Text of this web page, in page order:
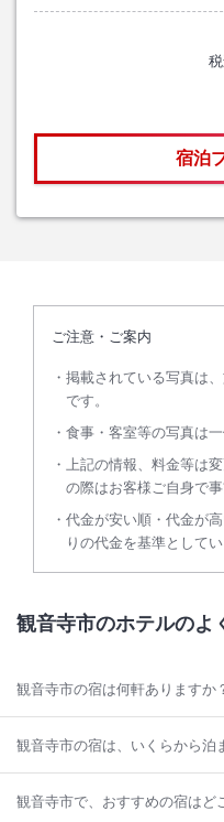
宿泊
ご注意・ご案内
掲載されている写真は
です。
食事・客室等の写真は一
上記の情報、料金等は
の際はお客様ご自身で
代金が安い順・代金が
りの代金を基準としてい
観音寺市のホテルのよ
観音寺市の宿は何軒ありますか
観音寺市の宿は、いくらから泊
観音寺市で、おすすめの宿はど